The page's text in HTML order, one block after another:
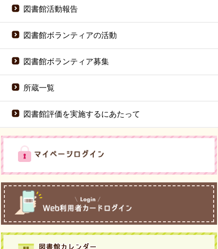
図書館活動報告
図書館ボランティアの活動
図書館ボランティア募集
所蔵一覧
図書館評価を実施するにあたって